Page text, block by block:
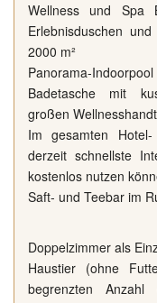
Wellness und Spa
Erlebnisduschen
2000 m²
Panorama-
Badetasche mit
großen
Im gesamten
derzeit schnellste
kostenlos nutzen
Saft- und Teebar im
Doppelzimmer als
Haustier (ohne
begrenzten